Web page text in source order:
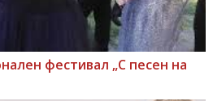
фестивал „С песен на